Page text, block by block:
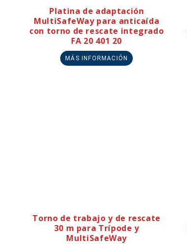
Platina de adaptación
MultiSafeWay para anticaída
con torno de rescate integrado
FA 20 401 20
MÁS INFORMACIÓN
Torno de trabajo y de rescate
30 m para Trípode y
MultiSafeWay